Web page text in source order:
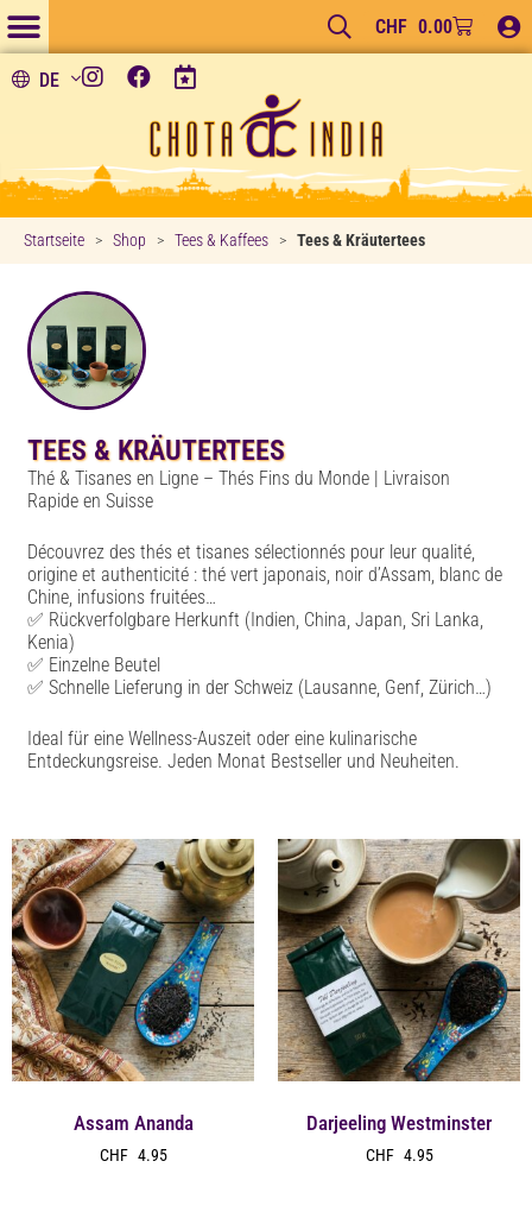
CHF 0.00
DE
Startseite > Shop > Tees & Kaffees > Tees & Kräutertees
TEES & KRÄUTERTEES
Thé & Tisanes en Ligne – Thés Fins du Monde | Livraison
Rapide en Suisse
Découvrez des thés et tisanes sélectionnés pour leur qualité,
origine et authenticité : thé vert japonais, noir d’Assam, blanc de
Chine, infusions fruitées…
✅ Rückverfolgbare Herkunft (Indien, China, Japan, Sri Lanka,
Kenia)
✅ Einzelne Beutel
✅ Schnelle Lieferung in der Schweiz (Lausanne, Genf, Zürich…)
Ideal für eine Wellness-Auszeit oder eine kulinarische
Entdeckungsreise. Jeden Monat Bestseller und Neuheiten.
Assam Ananda
CHF 4.95
Darjeeling Westminster
CHF 4.95